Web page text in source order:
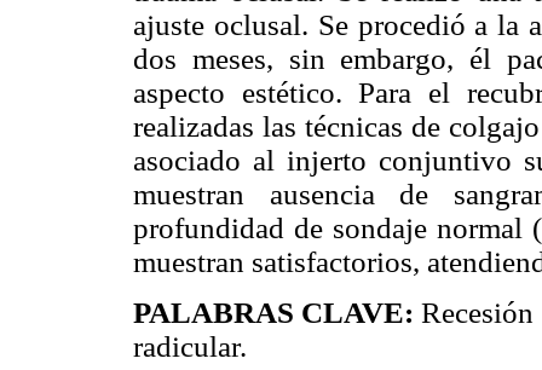
ajuste oclusal. Se procedió a la
dos meses, sin embargo, él
aspecto estético. Para el
realizadas las técnicas de
asociado al injerto conjuntivo
muestran ausencia de
profundidad de sondaje normal
muestran satisfactorios,
PALABRAS CLAVE:
radicular.